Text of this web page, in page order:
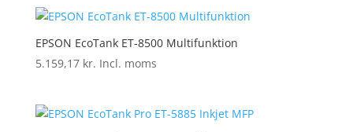
EPSON EcoTank ET-8500 Multifunktion
5.159,17 kr. Incl. moms